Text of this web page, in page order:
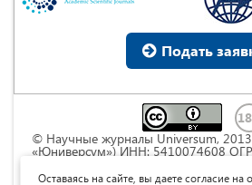
Подать
© Научные журналы Universum,
«Юниверсум») ИНН: 5410074608
Commons « Attribution»
Оставаясь на сайте, вы даете согласие на